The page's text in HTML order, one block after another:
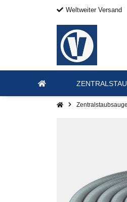
Weltweiter Versand